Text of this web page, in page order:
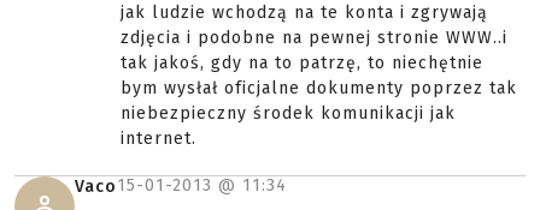
jak ludzie wchodzą na te konta i zgrywają
zdjęcia i podobne na pewnej stronie WWW..i
tak jakoś, gdy na to patrzę, to niechętnie
bym wysłał oficjalne dokumenty poprzez tak
niebezpieczny środek komunikacji jak
internet.
Vaco15-01-2013 @ 11:34